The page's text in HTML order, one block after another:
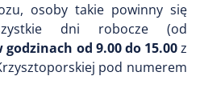
osoby takie powinny się
dni robocze (od
godzinach od 9.00 do 15.00z
pod numerem